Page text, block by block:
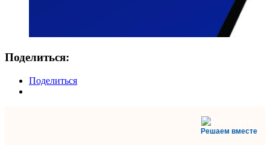
Поделиться:
Поделиться
Решаем вместе